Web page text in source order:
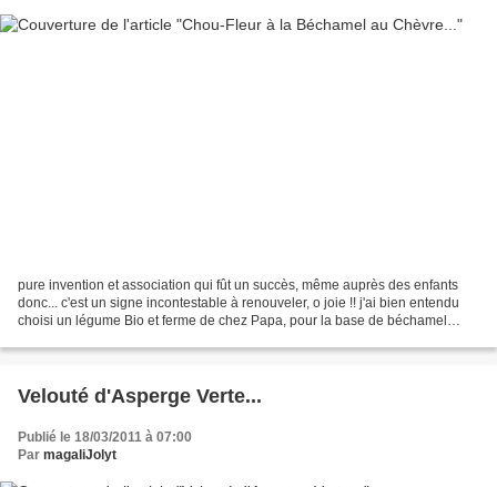
pure invention et association qui fût un succès, même auprès des enfants
donc... c'est un signe incontestable à renouveler, o joie !! j'ai bien entendu
choisi un légume Bio et ferme de chez Papa, pour la base de béchamel
Velouté d'Asperge Verte...
Publié le 18/03/2011 à 07:00
Par magaliJolyt